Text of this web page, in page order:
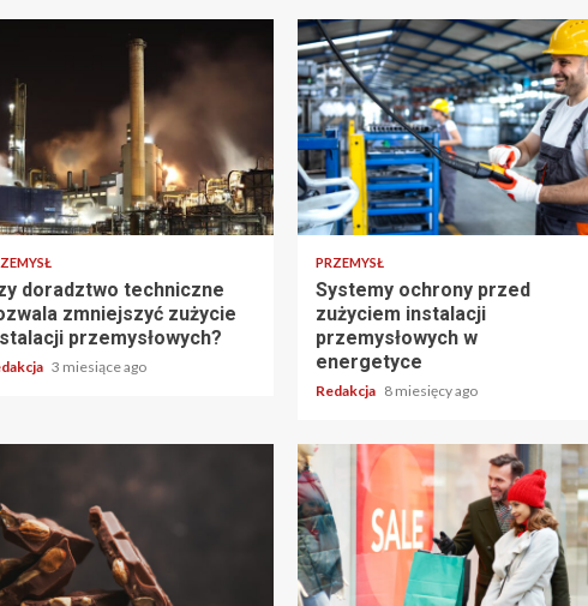
doradztwo techniczne
zmniejszyć zużycie
przemysłowych?
3 miesiące ago
PRZEMYSŁ
Systemy ochrony przed
zużyciem instalacji
przemysłowych w
energetyce
Redakcja 8 miesięcy ago